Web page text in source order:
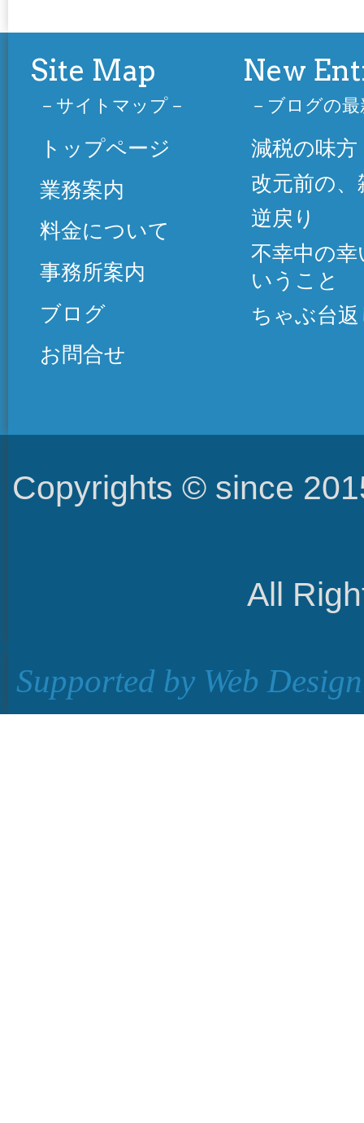
Site Map
サイトマップ
トップページ
業務案内
料金について
事務所案内
ブログ
お問合せ
New
ブログの最
減税の味方
改元前の、
逆戻り
不幸中の
いうこと
ちゃぶ台
Copyrights © since
All
Supported by Web